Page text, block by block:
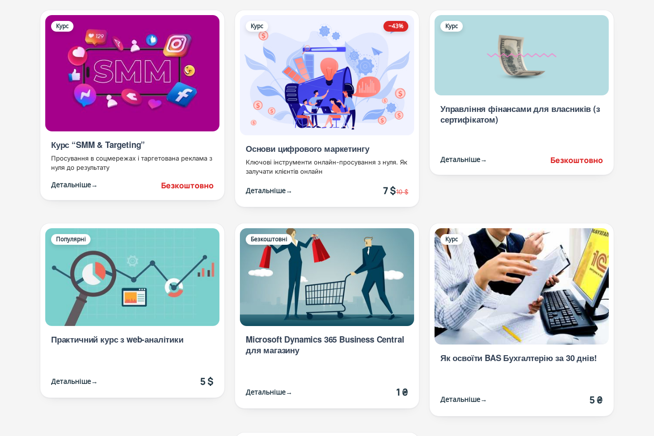
Курс
Курс “SMM & Targeting”
Просування в соцмережах і таргетована реклама з
нуля до результату
Детальніше→ Безкоштовно
Курс −43%
Основи цифрового маркетингу
Ключові інструменти онлайн-просування з нуля. Як
залучати клієнтів онлайн
Детальніше→ 7 $10 $
Курс
Управління фінансами для власників (з
сертифікатом)
Детальніше→ Безкоштовно
Популярні
Практичний курс з web-аналітики
Детальніше→ 5 $
Безкоштовні
Microsoft Dynamics 365 Business Central
для магазину
Детальніше→ 1 ₴
Курс
Як освоїти BAS Бухгалтерію за 30 днів!
Детальніше→ 5 ₴